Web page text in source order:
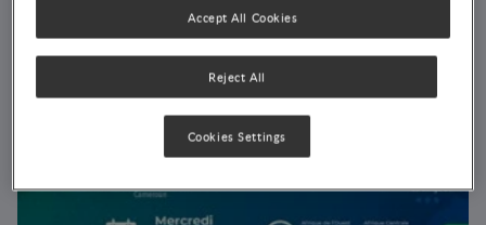
Reject All
Accept All Cookies
Cookies Settings